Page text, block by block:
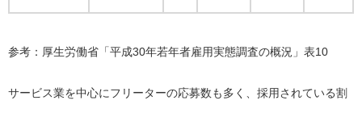
参考：厚生労働省「平成30年若年者雇用実態調査の概況 」表10
サービス業を中心にフリーターの応募数も多く、採用されている割